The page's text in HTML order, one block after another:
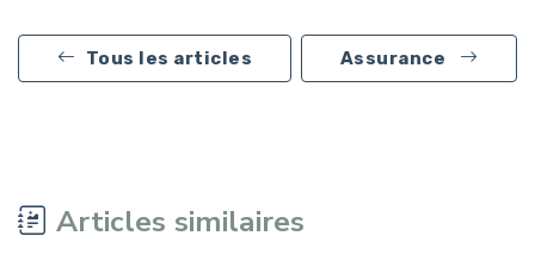
Tous les articles Assurance
Articles similaires